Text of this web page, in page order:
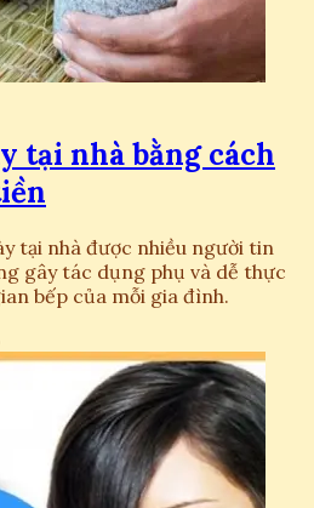
tại nhà bằng cách
tại nhà được nhiều người tin
gây tác dụng phụ và dễ thực
bếp của mỗi gia đình.